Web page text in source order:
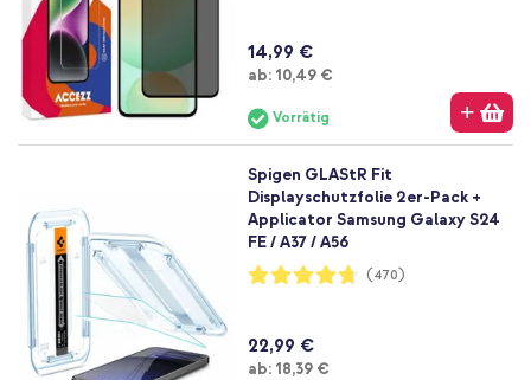
14,99 €
ab: Ab
10,49 €
Vorrätig
Spigen GLAStR Fit
Displayschutzfolie 2er-Pack +
Applicator Samsung Galaxy S24
FE / A37 / A56
Bewertung:
94%
(470)
22,99 €
ab: Ab
18,39 €